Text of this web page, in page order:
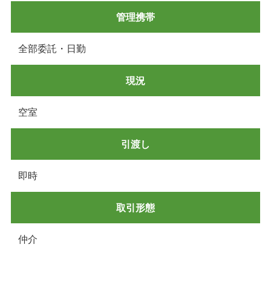
管理携帯
全部委託・日勤
現況
空室
引渡し
即時
取引形態
仲介